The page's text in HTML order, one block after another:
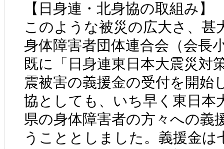
【日身連・北身協の取組み】
このような被災の広大さ、甚
身体障害者団体連合会（会長
既に「日身連東日本大震災対
震被害の義援金の受付を開始
協としても、いち早く東日本
県の身体障害者の方々への義
うこととしました。義援金は